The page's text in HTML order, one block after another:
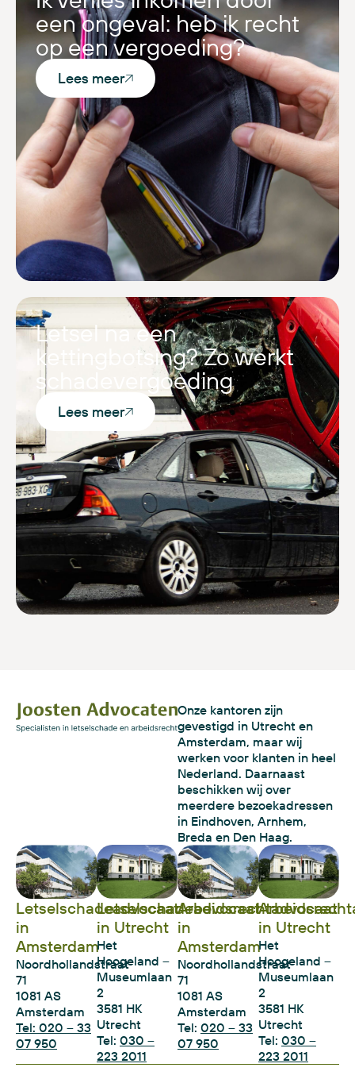
een ongeval: heb ik recht
op een vergoeding?
Lees meer
Letsel na een
kettingbotsing? Zo werkt
schadevergoeding
Lees meer
Onze kantoren zijn
gevestigd in Utrecht en
Amsterdam, maar wij
werken voor klanten in heel
Nederland. Daarnaast
beschikken wij over
meerdere bezoekadressen
in Eindhoven, Arnhem,
Breda en Den Haag.
Letselschadeadvocaat
in
Amsterdam
Noordhollandstraat
71
1081 AS
Amsterdam
Tel: 020 – 33
07 950
Letselschadeadvocaat
in Utrecht
Het
Hoogeland –
Museumlaan
2
3581 HK
Utrecht
Tel: 030 –
223 2011
Arbeidsrechtadvocaat
in
Amsterdam
Noordhollandstraat
71
1081 AS
Amsterdam
Tel: 020 – 33
07 950
in Utrecht
Het
Hoogeland –
Museumlaan
2
3581 HK
Utrecht
Tel: 030 –
223 2011